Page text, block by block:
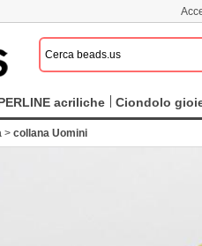
acriliche Ciondolo
> collana Uomini